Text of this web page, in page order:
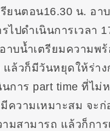
รียนตอน16.30 น. อา
ปดำเนินการเวลา
าบน้ำเตรียมความพ
แล้วก็มีวันหยุดให้ร่าง
การ part time ที่ไม่
ความเหมาะสม จะก่
มสามารถ แล้วก็การ